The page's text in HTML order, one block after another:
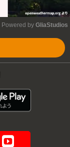
Powered by GliaStudios